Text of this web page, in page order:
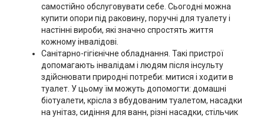
самостійно обслуговувати себе. Сьогодні можна
купити опори під раковину, поручні для туалету і
настінні вироби, які значно спростять життя
кожному інвалідові.
Санітарно-гігієнічне обладнання. Такі пристрої
допомагають інвалідам і людям після інсульту
здійснювати природні потреби: митися і ходити в
туалет. У цьому їм можуть допомогти: домашні
біотуалети, крісла з вбудованим туалетом, насадки
на унітаз, сидіння для ванн, різні насадки, стільчик